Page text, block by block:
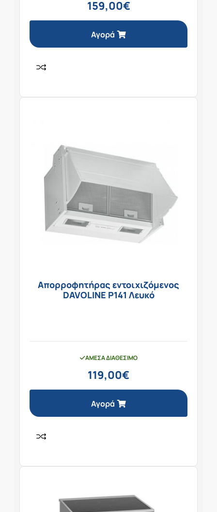
159,00€
Αγορά
Απορροφητήρας εντοιχιζόμενος
DAVOLINE P141 Λευκό
ΆΜΕΣΑ ΔΙΑΘΈΣΙΜΟ
119,00€
Αγορά